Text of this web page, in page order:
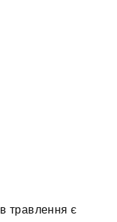
травлення є